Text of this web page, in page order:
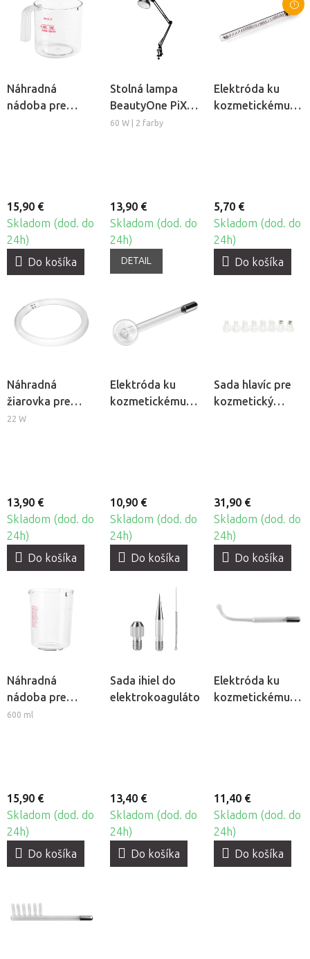
Náhradná
nádoba pre
15,90 €
Skladom (dod. do
24h)
Do košíka
Stolná lampa
BeautyOne PiX
314
60 W | 2 farby
13,90 €
Skladom (dod. do
24h)
DETAIL
Elektróda ku
kozmetickému
5,70 €
Skladom (dod. do
24h)
Do košíka
Náhradná
žiarovka pre
kozmetickú
22 W
13,90 €
Skladom (dod. do
24h)
Do košíka
Elektróda ku
kozmetickému
10,90 €
Skladom (dod. do
24h)
Do košíka
Sada hlavíc pre
kozmetický
31,90 €
Skladom (dod. do
24h)
Do košíka
Náhradná
nádoba pre
kozmetické
600 ml
15,90 €
Skladom (dod. do
24h)
Do košíka
Sada ihiel do
elektrokoagulátora
13,40 €
Skladom (dod. do
24h)
Do košíka
Elektróda ku
kozmetickému
11,40 €
Skladom (dod. do
24h)
Do košíka